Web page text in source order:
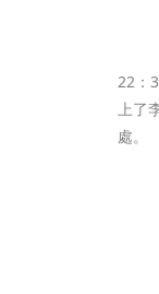
22：
上了
處。